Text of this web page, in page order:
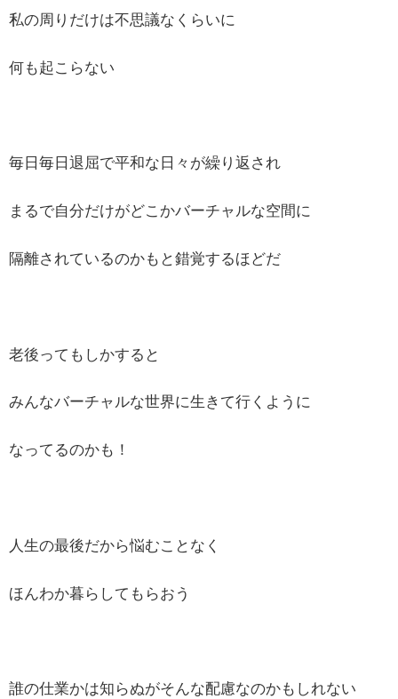
私の周りだけは不思議なくらいに
何も起こらない
毎日毎日退屈で平和な日々が繰り返され
まるで自分だけがどこかバーチャルな空間に
隔離されているのかもと錯覚するほどだ
老後ってもしかすると
みんなバーチャルな世界に生きて行くように
なってるのかも！
人生の最後だから悩むことなく
ほんわか暮らしてもらおう
誰の仕業かは知らぬがそんな配慮なのかもしれない